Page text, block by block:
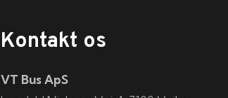
Kontakt os
VT Bus ApS